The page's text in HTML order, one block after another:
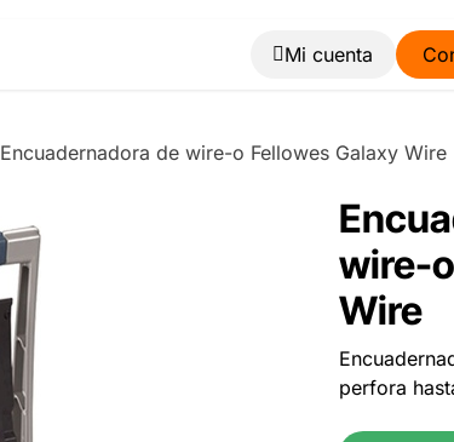
Blog
Encuadernadora de wire-o Fellowes Galaxy Wire
wire-
Wire
perfora